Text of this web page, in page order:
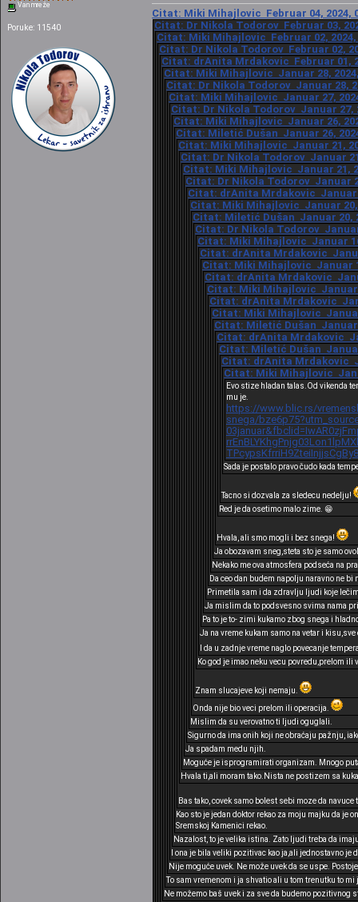
Van mreže
Poruke: 11540
Citat: Miki Mihajlovic Februar 04, 2024,
Citat: Dr Nikola Todorov Februar 03,
Citat: Miki Mihajlovic Februar 02, 2024,
Citat: Dr Nikola Todorov Februar 02,
Citat: drAnita Mrdakovic Februar 01,
Citat: Miki Mihajlovic Januar 28,
Citat: Dr Nikola Todorov Januar 28,
Citat: Miki Mihajlovic Januar 27,
Citat: Dr Nikola Todorov Januar 27,
Citat: Miki Mihajlovic Januar 26,
Citat: Miletić Dušan Januar 26,
Citat: Miki Mihajlovic Januar 21,
Citat: Dr Nikola Todorov Januar
Citat: Miki Mihajlovic Januar 21,
Citat: Dr Nikola Todorov Januar
Citat: drAnita Mrdakovic Januar
Citat: Miki Mihajlovic Januar 20,
Citat: Miletić Dušan Januar 20,
Citat: Dr Nikola Todorov Januar
Citat: Miki Mihajlovic Januar
Citat: drAnita Mrdakovic
Citat: Miki Mihajlovic Januar
Citat: drAnita Mrdakovic
Citat: Miki Mihajlovic Januar
Citat: drAnita Mrdakovic
Citat: Miki Mihajlovic Januar
Citat: Miletić Dušan Januar
Citat: drAnita Mrdakovic
Citat: Miletić Dušan Januar
Citat: drAnita Mrdakovic
Citat: Miki Mihajlovic
Evo stize hladan talas.Od vikenda
mu je.
https://www.blic.rs/
snega/
TPcypsKfrriH9ZteiInjjsCgBy8
Sada je postalo pravo čudo kada
Tacno si dozvala za sledecu nedelju!
Red je da osetimo malo zime. 😁
Hvala, ali smo mogli i bez snega!
Ja obozavam sneg,steta sto je samo
Nekako me ova atmosfera podseća na
Da ceo dan budem napolju naravno ne
Primetila sam i da zdravlju ljudi koje
Ja mislim da to podsvesno svima nama
Pa to je to- zimi kukamo zbog snega i
Ja na vreme kukam samo na vetar i
I da u zadnje vreme naglo povecanje
Ko god je imao neku vecu povredu,prelom
Znam slucajeve koji nemaju.
Onda nije bio veci prelom ili operacija.
Mislim da su verovatno ti ljudi oguglali.
Sigurno da ima onih koji ne obraćaju pažnju,
Ja spadam medu njih.
Moguće je isprogramirati organizam. Mnogo
Hvala ti,ali moram tako.Nista ne postizem sa
Bas tako, covek samo bolest sebi moze da navuce
Kao sto je jedan doktor rekao za moju majku da
Sremskoj Kamenici rekao.
Nazalost, to je velika istina. Zato ljudi treba da
I ona je bila veliki pozitivac kao ja,ali jednostavno je
Nije moguće uvek. Ne može uvek da se uspe.
To sam vremenom i ja shvatio ali u tom trenutku to
Ne možemo baš uvek i za sve da budemo pozitivnog